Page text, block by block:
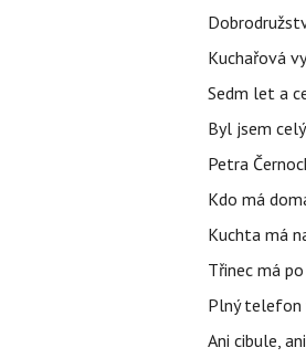
Kuchařová
Sedm let a
Byl jsem
Petra
Kdo má
Kuchta má
Třinec má
Plný telefon
Ani cibule,